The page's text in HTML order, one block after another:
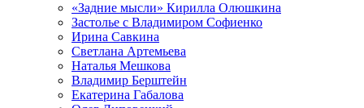
«Задние мысли» Кирилла Олюшкина
Застолье с Владимиром Софиенко
Ирина Савкина
Светлана Артемьева
Наталья Мешкова
Владимир Берштейн
Екатерина Габалова